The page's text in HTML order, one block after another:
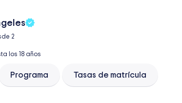
2
los 18 años
Programa Tasas de matrícula